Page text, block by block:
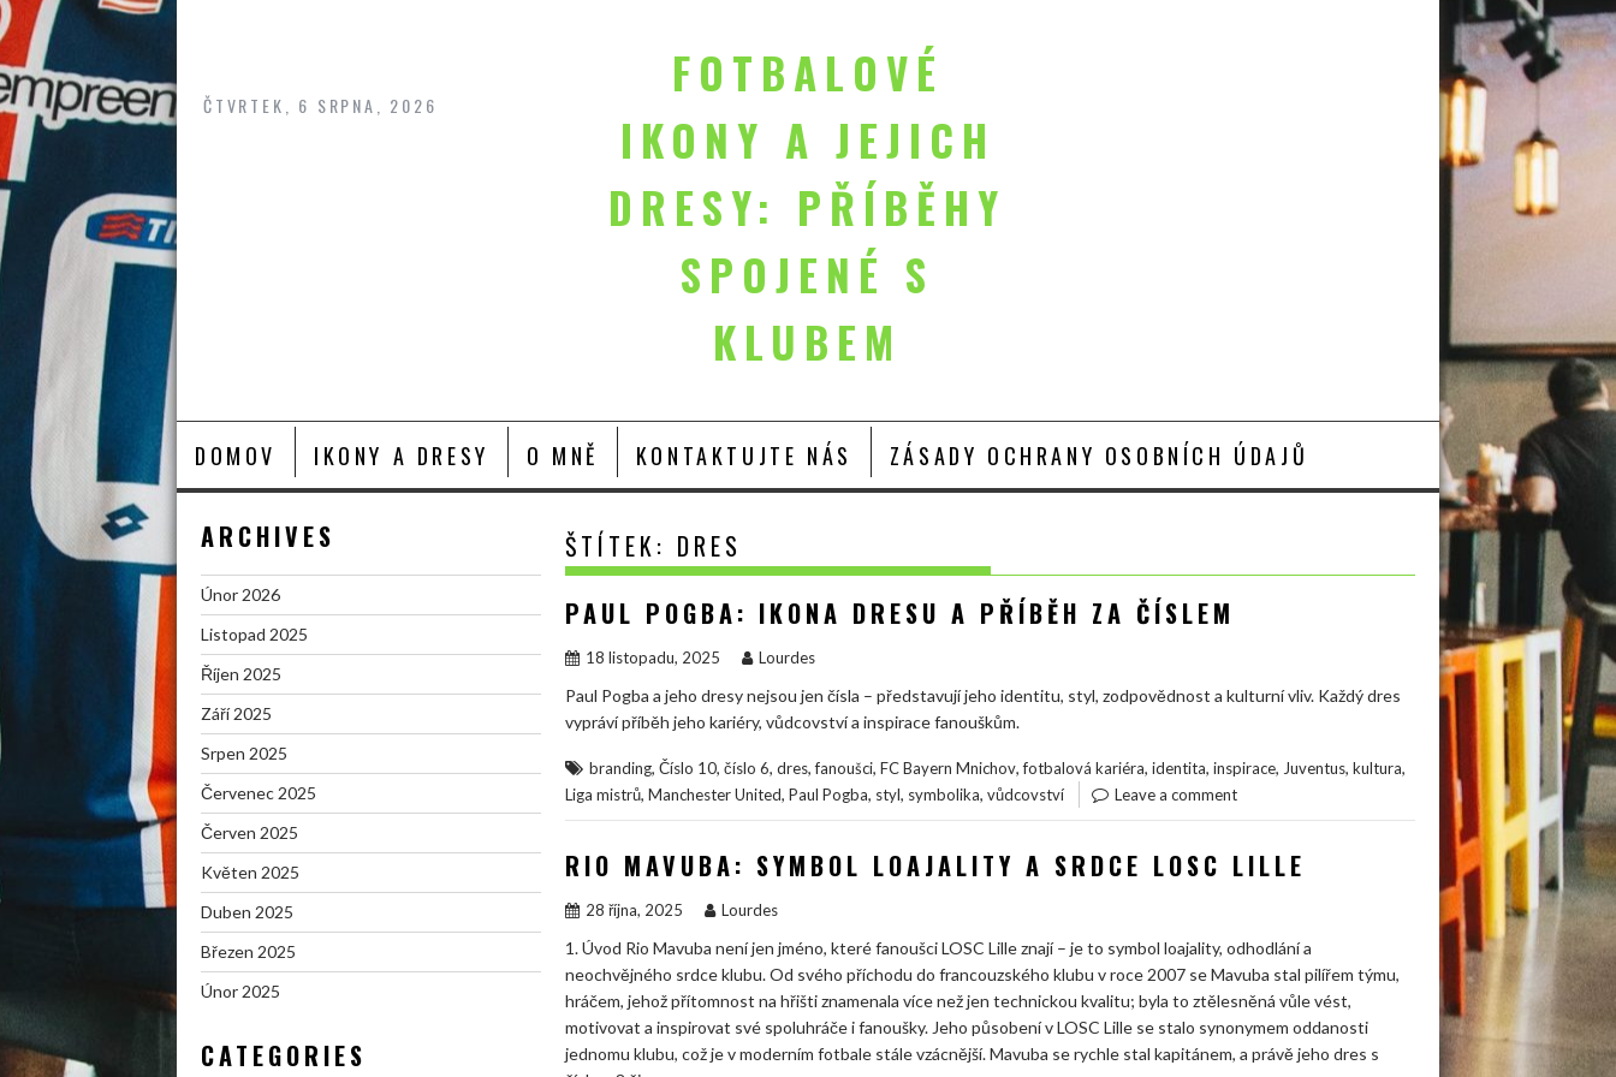
ČTVRTEK, 6 SRPNA, 2026
FOTBALOVÉ
IKONY A JEJICH
DRESY: PŘÍBĚHY
SPOJENÉ S
KLUBEM
DOMOV IKONY A DRESY O MNĚ KONTAKTUJTE NÁS ZÁSADY OCHRANY OSOBNÍCH ÚDAJŮ
ŠTÍTEK: DRES
PAUL POGBA: IKONA DRESU A PŘÍBĚH ZA ČÍSLEM
18 listopadu, 2025 Lourdes
Paul Pogba a jeho dresy nejsou jen čísla – představují jeho identitu, styl, zodpovědnost a kulturní vliv. Každý dres
vypráví příběh jeho kariéry, vůdcovství a inspirace fanouškům.
branding, Číslo 10, číslo 6, dres,fanoušci, FC Bayern Mnichov,fotbalová kariéra, identita, inspirace, Juventus, kultura,
Liga mistrů, Manchester United, Paul Pogba, styl, symbolika, vůdcovství Leave a comment
RIO MAVUBA: SYMBOL LOAJALITY A SRDCE LOSC LILLE
28 října, 2025 Lourdes
1. Úvod Rio Mavuba není jen jméno, které fanoušci LOSC Lille znají – je to symbol loajality, odhodlání a
neochvějného srdce klubu. Od svého příchodu do francouzského klubu v roce 2007 se Mavuba stal pilířem týmu,
hráčem, jehož přítomnost na hřišti znamenala více než jen technickou kvalitu; byla to ztělesněná vůle vést,
motivovat a inspirovat své spoluhráče i fanoušky. Jeho působení v LOSC Lille se stalo synonymem oddanosti
jednomu klubu, což je v moderním fotbale stále vzácnější. Mavuba se rychle stal kapitánem, a právě jeho dres s
ARCHIVES
Únor 2026
Listopad 2025
Říjen 2025
Září 2025
Srpen 2025
Červenec 2025
Červen 2025
Květen 2025
Duben 2025
Březen 2025
Únor 2025
CATEGORIES